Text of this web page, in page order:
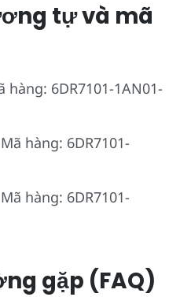
tự và mã
hàng: 6DR7101-1AN01-
Mã hàng: 6DR7101-
Mã hàng: 6DR7101-
gặp (FAQ)